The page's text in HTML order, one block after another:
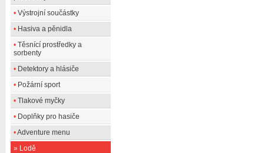
• Výstrojní součástky
• Hasiva a pěnidla
• Těsnící prostředky a
sorbenty
• Detektory a hlásiče
• Požární sport
• Tlakové myčky
• Doplňky pro hasiče
•Adventure menu
» Lodě